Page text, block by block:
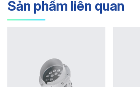
Sản phẩm liên quan